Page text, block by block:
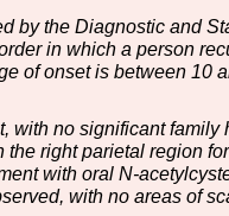
by the Diagnostic and
in which a person
of onset is between 10
with no significant
right parietal region
with oral N-
with no areas of